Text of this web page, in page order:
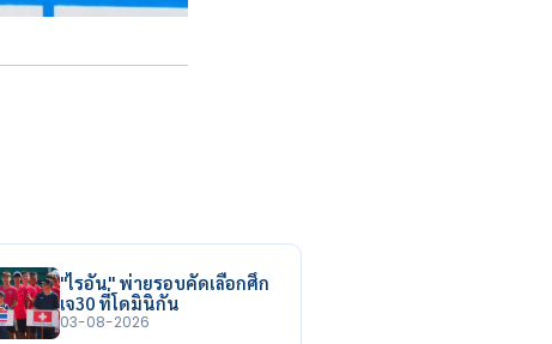
"ไรอัน" พ่ายรอบคัดเลือกศึก
เจ30 ที่โดมินิกัน
03-08-2026